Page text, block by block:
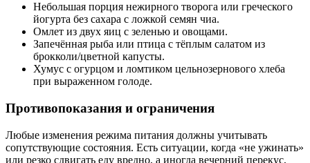
Небольшая порция нежирного творога или греческого
йогурта без сахара с ложкой семян чиа.
Омлет из двух яиц с зеленью и овощами.
Запечённая рыба или птица с тёплым салатом из
брокколи/цветной капусты.
Хумус с огурцом и ломтиком цельнозернового хлеба
при выраженном голоде.
Противопоказания и ограничения
Любые изменения режима питания должны учитывать
сопутствующие состояния. Есть ситуации, когда «не ужинать»
или резко сдвигать еду вредно, а иногда вечерний перекус,